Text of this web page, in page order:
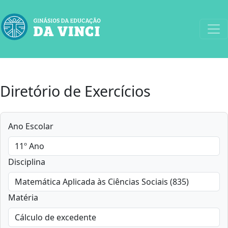
Diretório de Exercícios
Ano Escolar
Disciplina
Matéria